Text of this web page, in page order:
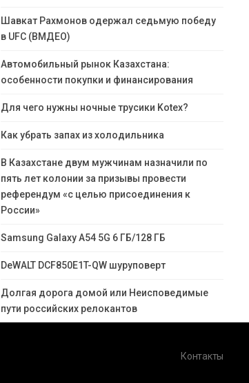
Шавкат Рахмонов одержал седьмую победу
в UFC (ВМДЕО)
Автомобильный рынок Казахстана:
особенности покупки и финансирования
Для чего нужны ночные трусики Kotex?
Как убрать запах из холодильника
В Казахстане двум мужчинам назначили по
пять лет колонии за призывы провести
референдум «с целью присоединения к
России»
Samsung Galaxy A54 5G 6 ГБ/128 ГБ
DeWALT DCF850E1T-QW шуруповерт
Долгая дорога домой или Неисповедимые
пути российских релокантов
Контакты